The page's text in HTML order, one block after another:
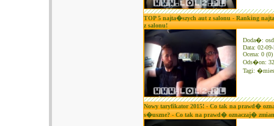
TOP 5 najta�szych aut z salonu - Ranking
z salonu!
Doda�:
Data: 02-
Ocena: 0 (0)
Ods�on:
Tagi:
Nowy taryfikator 2015! - Co tak na prawd�
s�uszne? - Co tak na prawd� oznaczaj�